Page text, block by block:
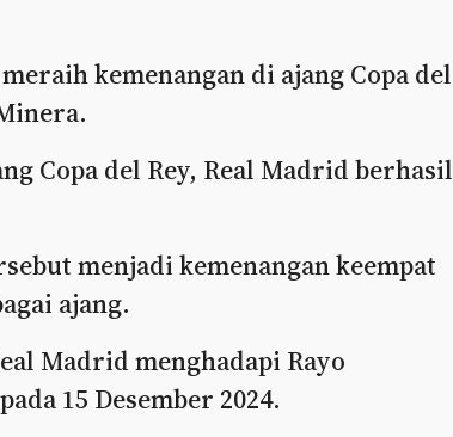
kemenangan di ajang Copa del
Copa del Rey, Real Madrid berhasil
menjadi kemenangan keempat
ajang.
Madrid menghadapi Rayo
15 Desember 2024.